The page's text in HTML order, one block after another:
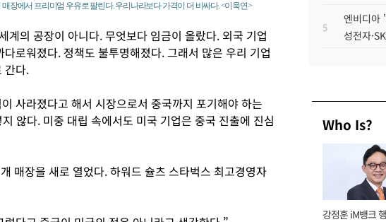
장에서 프리미엄 우유로 팔린다. 우리나라보다 가격이 더 비싸다. <이욱연>
계의 공장이 아니다. 무엇보다 임금이 올랐다. 외국 기업
로워졌다. 정책도 불투명해졌다. 그래서 많은 우리 기업
간다.
사라졌다고 해서 시장으로서 중국까지 포기해야 하는
않다. 미중 대립 속에서도 미국 기업은 중국 진출에 진심
매장을 새로 열었다. 하워드 슐츠 스타벅스 최고경영자
5
엔비디아
성전자
Who Is?
강정훈 iM뱅크